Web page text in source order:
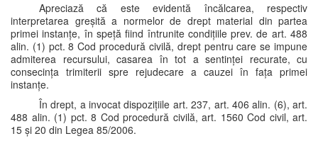
Apreciază că este evidentă încălcarea, respectiv
interpretarea greșită a normelor de drept material din partea
primei instanțe, în speță fiind întrunite condițiile prev. de art. 488
alin. (1) pct. 8 Cod procedură civilă, drept pentru care se impune
admiterea recursului, casarea în tot a sentinței recurate, cu
consecința trimiterii spre rejudecare a cauzei în fața primei
instanțe.
În drept, a invocat dispozițiile art. 237, art. 406 alin. (6), art.
488 alin. (1) pct. 8 Cod procedură civilă, art. 1560 Cod civil, art.
15 și 20 din Legea 85/2006.